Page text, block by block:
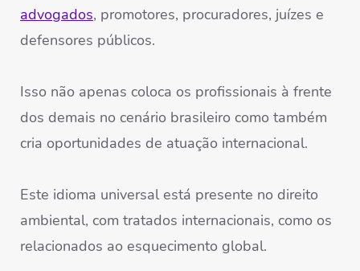
advogados, promotores, procuradores, juízes e
defensores públicos.
Isso não apenas coloca os profissionais à frente
dos demais no cenário brasileiro como também
cria oportunidades de atuação internacional.
Este idioma universal está presente no direito
ambiental, com tratados internacionais, como os
relacionados ao esquecimento global.